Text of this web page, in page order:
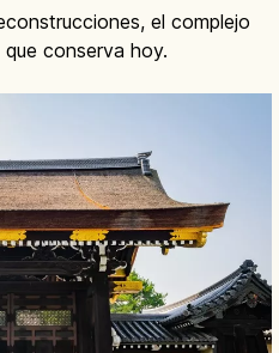
el complejo
conserva hoy.